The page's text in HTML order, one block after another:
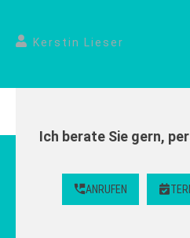
Kerstin Lieser
Ich berate Sie gern,
ANRUFEN